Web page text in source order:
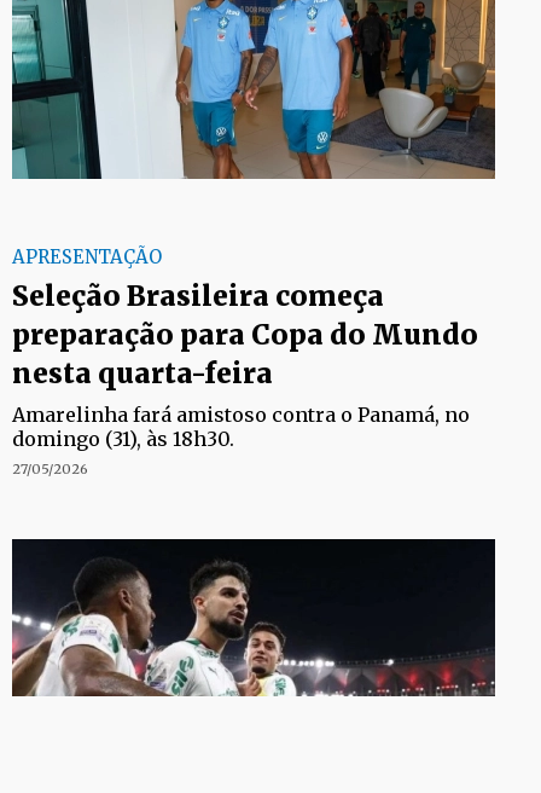
APRESENTAÇÃO
Seleção Brasileira começa
preparação para Copa do Mundo
nesta quarta-feira
Amarelinha fará amistoso contra o Panamá, no
domingo (31), às 18h30.
27/05/2026